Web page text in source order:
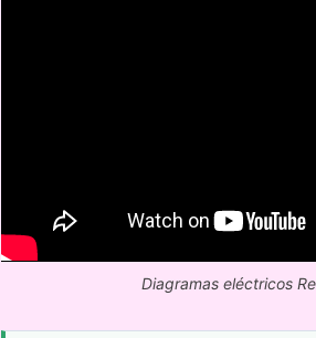
Diagramas eléctricos